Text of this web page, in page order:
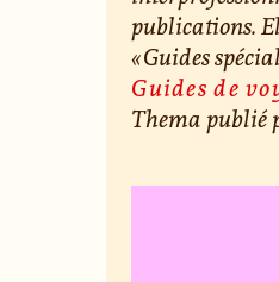
publications.
« Guides
Guides de
Thema publié